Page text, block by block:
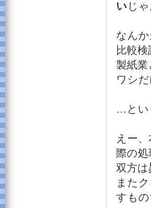
い じゃ
なん
比較
製紙
ワシ
…と
えー
際の
双方は
また
すも